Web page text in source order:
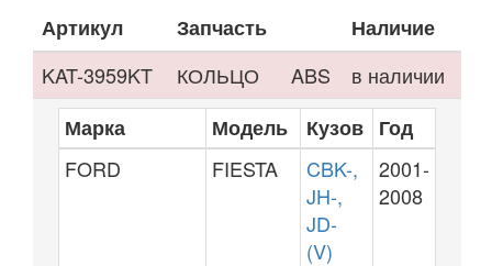
Артикул Запчасть
Наличие
KAT-3959KT
КОЛЬЦО ABS
в наличии
Марка
Модель Кузов Год
FORD
FIESTA
CBK-,
JH-,
JD-
(V)
2001-
2008